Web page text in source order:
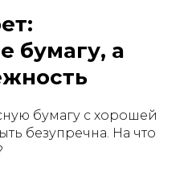
бумагу, а
бумагу с хорошей
безупречна. На что